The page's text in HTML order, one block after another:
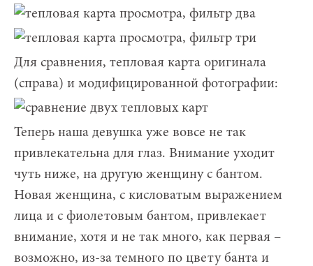
Для сравнения, тепловая карта оригинала
(справа) и модифицированной фотографии:
Теперь наша девушка уже вовсе не так
привлекательна для глаз. Внимание уходит
чуть ниже, на другую женщину с бантом.
Новая женщина, с кисловатым выражением
лица и с фиолетовым бантом, привлекает
внимание, хотя и не так много, как первая –
возможно, из-за темного по цвету банта и